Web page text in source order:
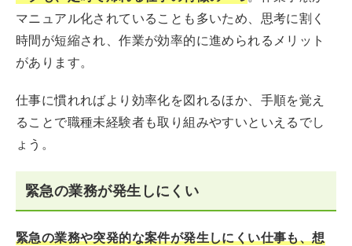
マニュアル化されていることも多いため、思考に割く
時間が短縮され、作業が効率的に進められるメリット
があります。
仕事に慣れればより効率化を図れるほか、手順を覚え
ることで職種未経験者も取り組みやすいといえるでし
ょう。
緊急の業務が発生しにくい
緊急の業務や突発的な案件が発生しにくい仕事も、想